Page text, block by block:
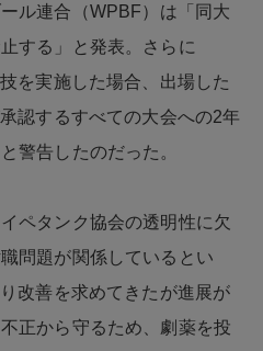
ル連合（WPBF）は「同大
する」と発表。さらに
を実施した場合、出場した
認するすべての大会への2年
警告したのだった。
ペタンク協会の透明性に欠
問題が関係しているとい
改善を求めてきたが進展が
正から守るため、劇薬を投